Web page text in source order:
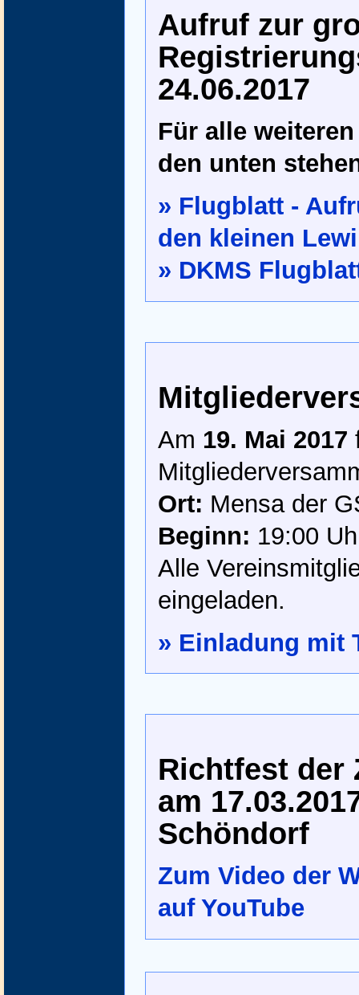
Aufruf zur
24.06.2017
Für alle
den unten
» Flugblatt -
den kleinen
» DKMS
Am 19. Mai 2017
Ort: Mensa der
Beginn: 19:00
Alle
eingeladen.
» Einladung mit
Richtfest der
am
Schöndorf
Zum Video der
auf YouTube